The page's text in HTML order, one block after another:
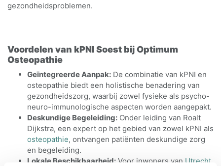
gezondheidsproblemen.
Voordelen van kPNI Soest bij Optimum
Osteopathie
Geïntegreerde Aanpak: De combinatie van kPNI en
osteopathie biedt een holistische benadering van
gezondheidszorg, waarbij zowel fysieke als psycho-
neuro-immunologische aspecten worden aangepakt.
Deskundige Begeleiding: Onder leiding van Roalt
Dijkstra, een expert op het gebied van zowel kPNI als
osteopathie, ontvangen patiënten deskundige zorg
en begeleiding.
Lokale Beschikbaarheid: Voor inwoners van Utrecht